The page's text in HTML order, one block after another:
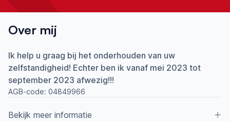
Over mij
Ik help u graag bij het onderhouden van uw
zelfstandigheid! Echter ben ik vanaf mei 2023 tot
september 2023 afwezig!!!
AGB-code: 04849966
Bekijk meer informatie